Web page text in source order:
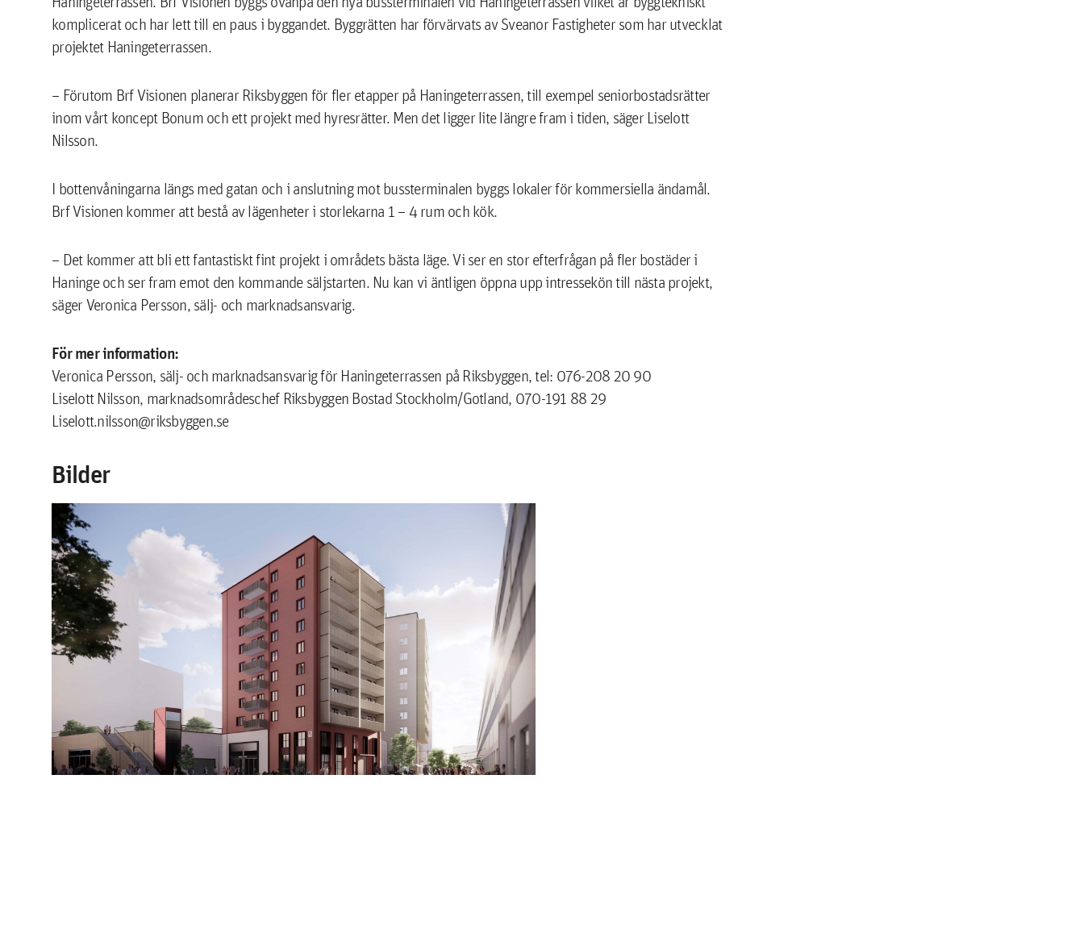
komplicerat och har lett till en paus i byggandet. Byggrätten har förvärvats av Sveanor Fastigheter som har utvecklat
projektet Haningeterrassen.
– Förutom Brf Visionen planerar Riksbyggen för fler etapper på Haningeterrassen, till exempel seniorbostadsrätter
inom vårt koncept Bonum och ett projekt med hyresrätter. Men det ligger lite längre fram i tiden, säger Liselott
Nilsson.
I bottenvåningarna längs med gatan och i anslutning mot bussterminalen byggs lokaler för kommersiella ändamål.
Brf Visionen kommer att bestå av lägenheter i storlekarna 1 – 4 rum och kök.
– Det kommer att bli ett fantastiskt fint projekt i områdets bästa läge. Vi ser en stor efterfrågan på fler bostäder i
Haninge och ser fram emot den kommande säljstarten. Nu kan vi äntligen öppna upp intressekön till nästa projekt,
säger Veronica Persson, sälj- och marknadsansvarig.
För mer information:
Veronica Persson, sälj- och marknadsansvarig för Haningeterrassen på Riksbyggen, tel: 076-208 20 90
Liselott Nilsson, marknadsområdeschef Riksbyggen Bostad Stockholm/Gotland, 070-191 88 29
Liselott.nilsson@riksbyggen.se
Bilder